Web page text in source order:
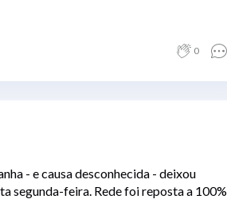
0
- e causa desconhecida - deixou
segunda-feira. Rede foi reposta a 100%